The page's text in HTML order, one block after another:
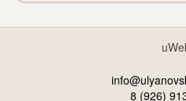
8 (926)